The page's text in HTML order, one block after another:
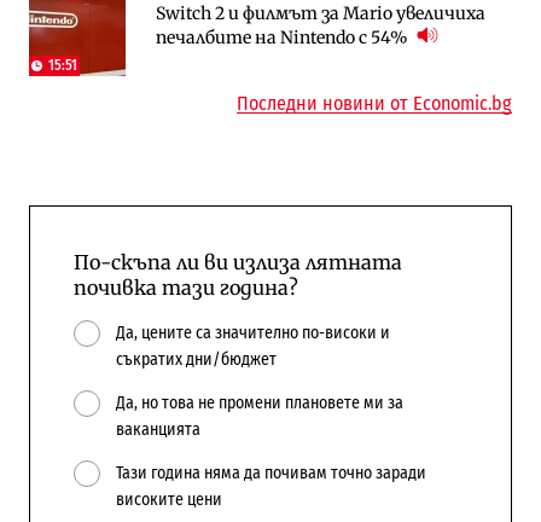
15:51
Switch 2 и филмът за Mario увеличиха
печалбите на Nintendo с 54%
Общините вече зависят от
централната власт за 75% от
А1 отново е лидер при технологичните
компании и системните интегратори
Последни новини от Economic.bg
По-скъпа ли ви излиза лятната
почивка тази година?
Да, цените са значително по-високи и
съкратих дни/бюджет
Да, но това не промени плановете ми за
ваканцията
Тази година няма да почивам точно заради
високите цени